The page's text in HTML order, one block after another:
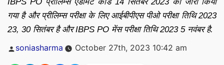
गया है और प्रीलिम्स परीक्षा के लिए आईबीपीएस पीओ परीक्षा तिथि 2023
23, 30 सितंबर है और IBPS PO मेंस परीक्षा तिथि 2023 5 नवंबर है.
Posted
soniasharma October 27th, 2023 10:42 am